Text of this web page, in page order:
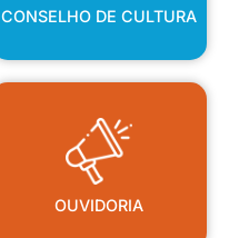
CONSELHO DE CULTURA
OUVIDORIA
OUVIDORIA